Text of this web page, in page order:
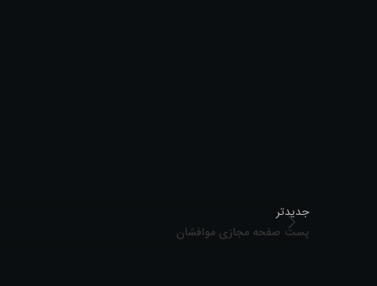
جدیدتر
پست صفحه مجازی موافشان